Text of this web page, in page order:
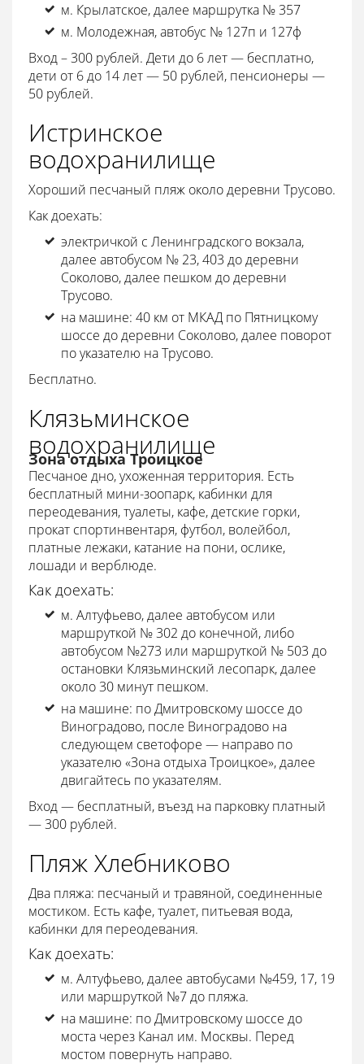
м. Крылатское, далее маршрутка № 357
м. Молодежная, автобус № 127п и 127ф
Вход – 300 рублей. Дети до 6 лет — бесплатно,
дети от 6 до 14 лет — 50 рублей, пенсионеры —
50 рублей.
Истринское
водохранилище
Хороший песчаный пляж около деревни Трусово.
Как доехать:
электричкой с Ленинградского вокзала,
далее автобусом № 23, 403 до деревни
Соколово, далее пешком до деревни
Трусово.
на машине: 40 км от МКАД по Пятницкому
шоссе до деревни Соколово, далее поворот
по указателю на Трусово.
Бесплатно.
Клязьминское
водохранилище
Зона отдыха Троицкое
Песчаное дно, ухоженная территория. Есть
бесплатный мини-зоопарк, кабинки для
переодевания, туалеты, кафе, детские горки,
прокат спортинвентаря, футбол, волейбол,
платные лежаки, катание на пони, ослике,
лошади и верблюде.
Как доехать:
м. Алтуфьево, далее автобусом или
маршруткой № 302 до конечной, либо
автобусом №273 или маршруткой № 503 до
остановки Клязьминский лесопарк, далее
около 30 минут пешком.
на машине: по Дмитровскому шоссе до
Виноградово, после Виноградово на
следующем светофоре — направо по
указателю «Зона отдыха Троицкое», далее
двигайтесь по указателям.
Вход — бесплатный, въезд на парковку платный
— 300 рублей.
Пляж Хлебниково
Два пляжа: песчаный и травяной, соединенные
мостиком. Есть кафе, туалет, питьевая вода,
кабинки для переодевания.
Как доехать:
м. Алтуфьево, далее автобусами №459, 17, 19
или маршруткой №7 до пляжа.
на машине: по Дмитровскому шоссе до
моста через Канал им. Москвы. Перед
мостом повернуть направо.